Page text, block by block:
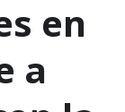
en
a